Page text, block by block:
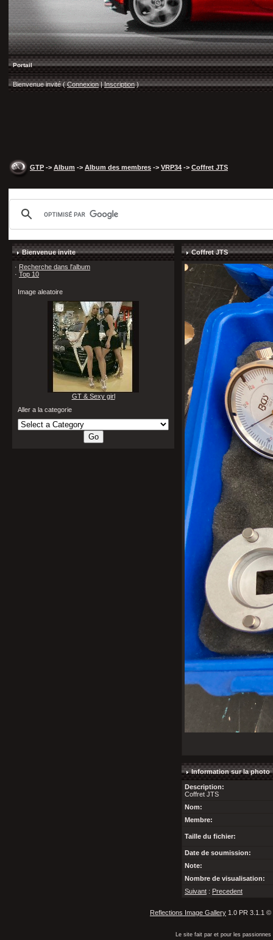
Portail
Bienvenue invité ( Connexion |Inscription)
GTP -> Album -> Album des membres -> VRP34 -> Coffret JTS
Bienvenue invite
· Recherche dans l'album
· Top 10
Image aleatoire
GT & Sexy girl
Aller a la categorie
Coffret JTS
Information sur la photo
Description:
Coffret JTS
Nom:
Membre:
Taille du fichier:
Date de soumission:
Note:
Nombre de visualisation:
Suivant : Precedent
Reflections Image Gallery 1.0 PR 3.1.1
Le site fait par et pour les